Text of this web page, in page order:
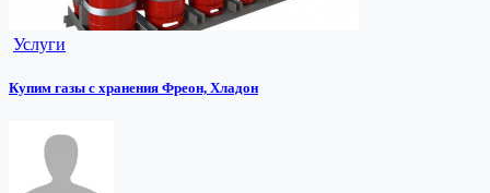
Услуги
Купим газы с хранения Фреон, Хладон